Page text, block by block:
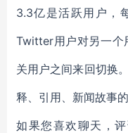
3.3亿是活跃用户，
Twitter用户对另一个
关用户之间来回切换
释、引用、新闻故事
如果您喜欢聊天，